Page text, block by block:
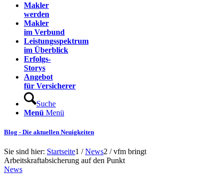
Makler
werden
Makler
im Verbund
Leistungsspektrum
im Überblick
Erfolgs-
Storys
Angebot
für Versicherer
Suche
Menü Menü
Blog - Die aktuellen Neuigkeiten
Sie sind hier: Startseite1 / News2 / vfm bringt
Arbeitskraftabsicherung auf den Punkt
News